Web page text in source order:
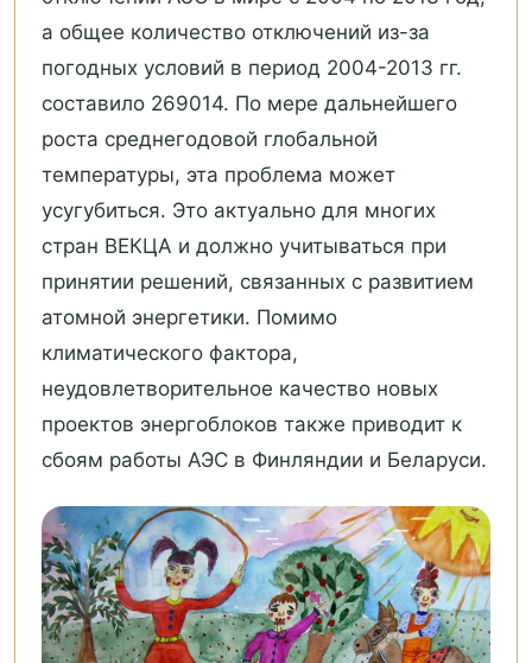
а общее количество отключений из-за
погодных условий в период 2004-2013 гг.
составило 269014. По мере дальнейшего
роста среднегодовой глобальной
температуры, эта проблема может
усугубиться. Это актуально для многих
стран ВЕКЦА и должно учитываться при
принятии решений, связанных с развитием
атомной энергетики. Помимо
климатического фактора,
неудовлетворительное качество новых
проектов энергоблоков также приводит к
сбоям работы АЭС в Финляндии и Беларуси.